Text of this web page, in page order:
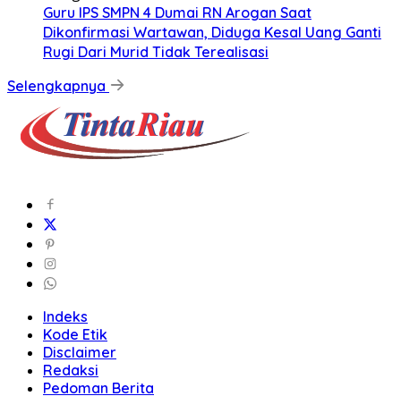
Guru IPS SMPN 4 Dumai RN Arogan Saat
Dikonfirmasi Wartawan, Diduga Kesal Uang Ganti
Rugi Dari Murid Tidak Terealisasi
Selengkapnya
Indeks
Kode Etik
Disclaimer
Redaksi
Pedoman Berita